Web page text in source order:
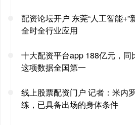
配资论坛开户 东莞“人工智能
全时全行业应用
十大配资平台app 188亿元，
这项数据全国第一
线上股票配资门户 记者：米内
练，已具备出场的身体条件